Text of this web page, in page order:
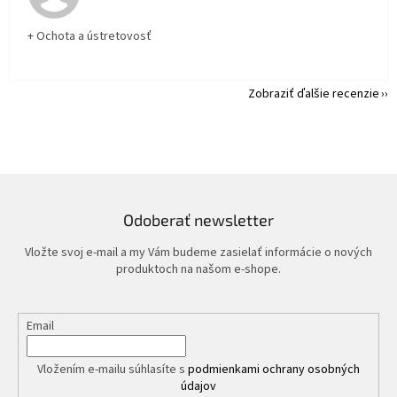
+ Ochota a ústretovosť
Zobraziť ďalšie recenzie
Odoberať newsletter
Vložte svoj e-mail a my Vám budeme zasielať informácie o nových
produktoch na našom e-shope.
Email
Vložením e-mailu súhlasíte s podmienkami ochrany osobných
údajov